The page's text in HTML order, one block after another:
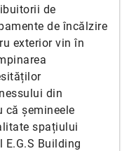
de
de încălzire
exterior vin în
din
șemineele
spațiului
Building